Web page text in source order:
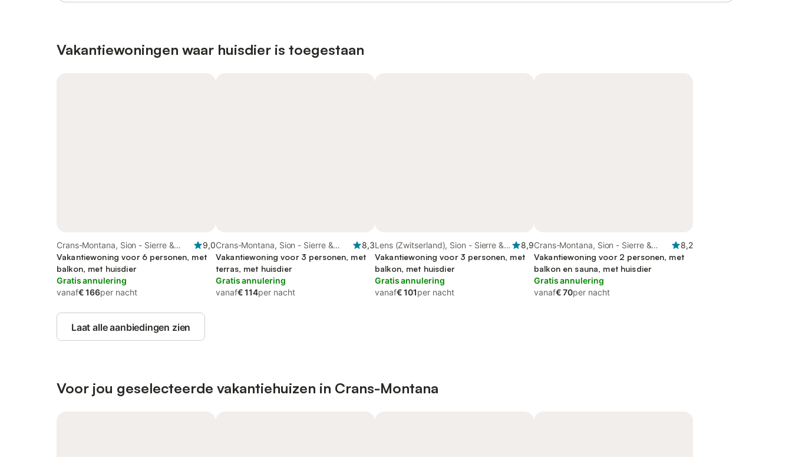
Vakantiewoningen waar huisdier is toegestaan
Crans-Montana, Sion - Sierre &
omgeving
9,0
Vakantiewoning voor 6 personen, met
balkon, met huisdier
Gratis annulering
vanaf€ 166per nacht
Crans-Montana, Sion - Sierre &
omgeving
8,3
Vakantiewoning voor 3 personen, met
terras, met huisdier
Gratis annulering
vanaf€ 114per nacht
Lens (Zwitserland), Sion - Sierre &
omgeving
8,9
Vakantiewoning voor 3 personen, met
balkon, met huisdier
Gratis annulering
vanaf€ 101per nacht
Crans-Montana, Sion - Sierre &
omgeving
8,2
Vakantiewoning voor 2 personen, met
balkon en sauna, met huisdier
Gratis annulering
vanaf€ 70per nacht
Laat alle aanbiedingen zien
Voor jou geselecteerde vakantiehuizen in Crans-Montana